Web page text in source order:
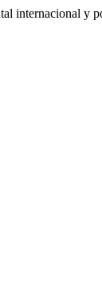
internacional y